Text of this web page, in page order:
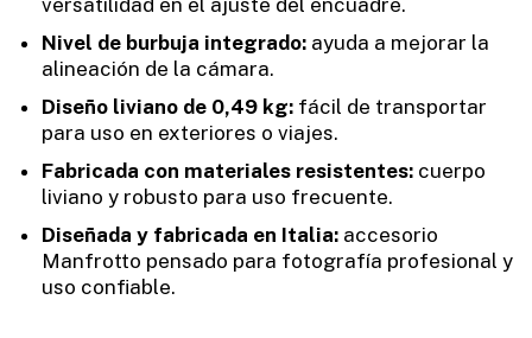
versatilidad en el ajuste del encuadre.
Nivel de burbuja integrado: ayuda a mejorar la
alineación de la cámara.
Diseño liviano de 0,49 kg: fácil de transportar
para uso en exteriores o viajes.
Fabricada con materiales resistentes: cuerpo
liviano y robusto para uso frecuente.
Diseñada y fabricada en Italia: accesorio
Manfrotto pensado para fotografía profesional y
uso confiable.